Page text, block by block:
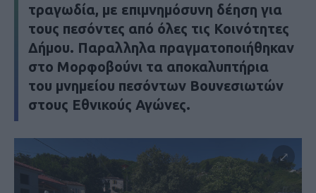
τραγωδία, με επιμνημόσυνη δέηση για
τους πεσόντες από όλες τις Κοινότητες
Δήμου. Παραλληλα πραγματοποιήθηκαν
στο Μορφοβούνι τα αποκαλυπτήρια
του μνημείου πεσόντων Βουνεσιωτών
στους Εθνικούς Αγώνες.